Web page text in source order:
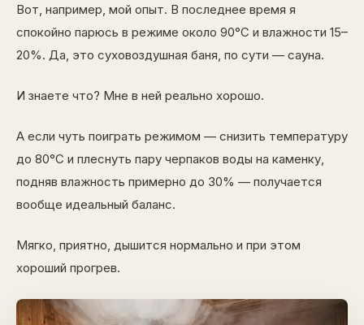
Вот, например, мой опыт. В последнее время я
спокойно парюсь в режиме около 90°C и влажности 15–
20%. Да, это суховоздушная баня, по сути — сауна.
И знаете что? Мне в ней реально хорошо.
А если чуть поиграть режимом — снизить температуру
до 80°C и плеснуть пару черпаков воды на каменку,
подняв влажность примерно до 30% — получается
вообще идеальный баланс.
Мягко, приятно, дышится нормально и при этом
хороший прогрев.